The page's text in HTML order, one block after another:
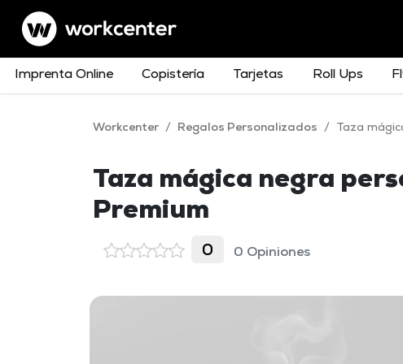
Imprenta Online Copistería Tarjetas Roll Ups
Workcenter / Regalos Personalizados / Taza
Taza mágica negra
Premium
0 0 Opiniones